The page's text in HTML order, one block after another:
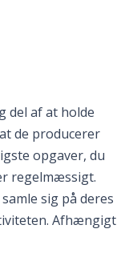
del af at holde
de producerer
opgaver, du
regelmæssigt.
sig på deres
Afhængigt